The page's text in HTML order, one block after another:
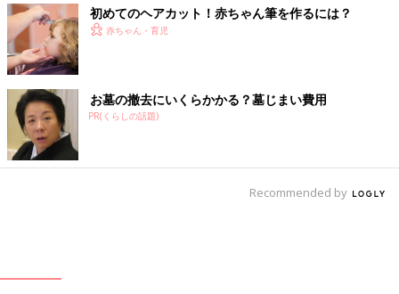
初めてのヘアカット！赤ちゃん筆を作るには？
赤ちゃん・育児
お墓の撤去にいくらかかる？墓じまい費用
PR(くらしの話題)
Recommended by